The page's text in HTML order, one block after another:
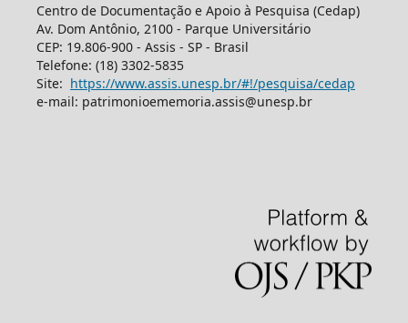
Centro de Documentação e Apoio à Pesquisa (Cedap)
Av. Dom Antônio, 2100 - Parque Universitário
CEP: 19.806-900 - Assis - SP - Brasil
Telefone: (18) 3302-5835
Site: https://www.assis.unesp.br/#!/pesquisa/cedap
e-mail: patrimonioememoria.assis@unesp.br